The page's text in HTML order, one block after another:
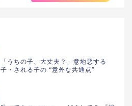
「うちの子、大丈夫？」意地悪する
子・される子の “意外な共通点”